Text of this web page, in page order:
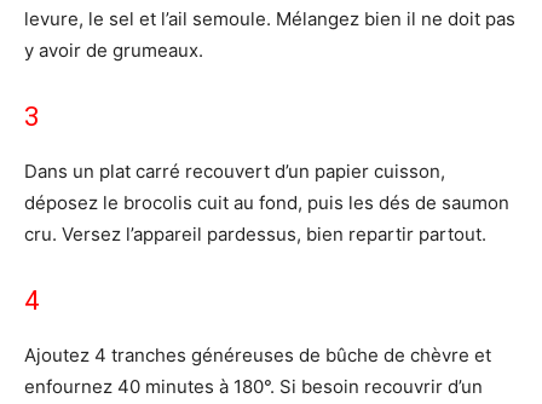
levure, le sel et l’ail semoule. Mélangez bien il ne doit pas
y avoir de grumeaux.
3
Dans un plat carré recouvert d’un papier cuisson,
déposez le brocolis cuit au fond, puis les dés de saumon
cru. Versez l’appareil pardessus, bien repartir partout.
4
Ajoutez 4 tranches généreuses de bûche de chèvre et
enfournez 40 minutes à 180°. Si besoin recouvrir d’un